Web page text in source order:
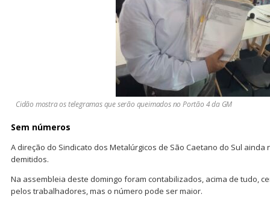
Cidão mostra os telegramas que serão queimados no Portão 4 da GM
Sem números
A direção do Sindicato dos Metalúrgicos de São Caetano do Sul
demitidos.
Na assembleia deste domingo foram contabilizados, acima de tudo,
pelos trabalhadores, mas o número pode ser maior.